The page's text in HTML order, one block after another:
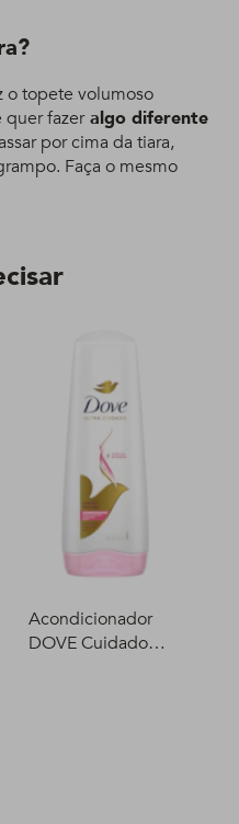
o topete volumoso
fazeralgo diferente
por cima da tiara,
Faça o mesmo
Acondicionador
DOVE Cuidado